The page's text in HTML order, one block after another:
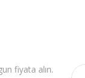
fiyata alın.